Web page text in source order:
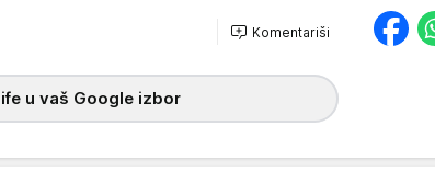
Komentariši
u vaš Google izbor